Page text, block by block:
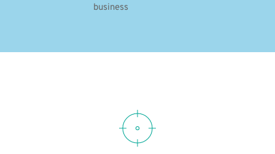
business